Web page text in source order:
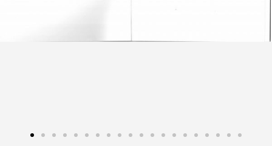
tout adjuvant descriptif, l’art de Francis Olin